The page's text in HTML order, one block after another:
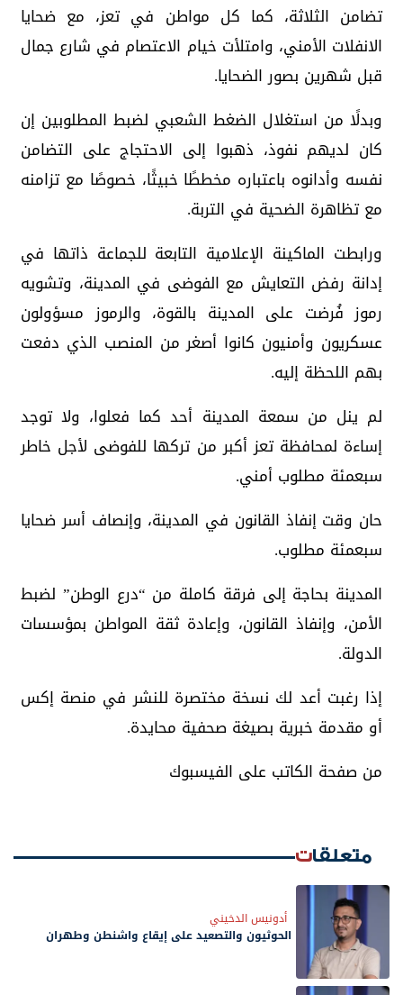
تضامن الثلاثة، كما كل مواطن في تعز، مع ضحايا
الانفلات الأمني، وامتلأت خيام الاعتصام في شارع جمال
قبل شهرين بصور الضحايا.
وبدلًا من استغلال الضغط الشعبي لضبط المطلوبين إن
كان لديهم نفوذ، ذهبوا إلى الاحتجاج على التضامن
نفسه وأدانوه باعتباره مخططًا خبيثًا، خصوصًا مع تزامنه
مع تظاهرة الضحية في التربة.
ورابطت الماكينة الإعلامية التابعة للجماعة ذاتها في
إدانة رفض التعايش مع الفوضى في المدينة، وتشويه
رموز فُرضت على المدينة بالقوة، والرموز مسؤولون
عسكريون وأمنيون كانوا أصغر من المنصب الذي دفعت
بهم اللحظة إليه.
لم ينل من سمعة المدينة أحد كما فعلوا، ولا توجد
إساءة لمحافظة تعز أكبر من تركها للفوضى لأجل خاطر
سبعمئة مطلوب أمني.
حان وقت إنفاذ القانون في المدينة، وإنصاف أسر ضحايا
سبعمئة مطلوب.
المدينة بحاجة إلى فرقة كاملة من “درع الوطن” لضبط
الأمن، وإنفاذ القانون، وإعادة ثقة المواطن بمؤسسات
الدولة.
إذا رغبت أعد لك نسخة مختصرة للنشر في منصة إكس
أو مقدمة خبرية بصيغة صحفية محايدة.
من صفحة الكاتب على الفيسبوك
متعلقات
أدونيس الدخيني
الحوثيون والتصعيد على إيقاع واشنطن وطهران